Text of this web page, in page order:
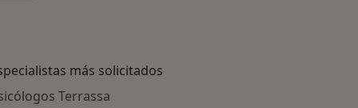
más solicitados
Terrassa